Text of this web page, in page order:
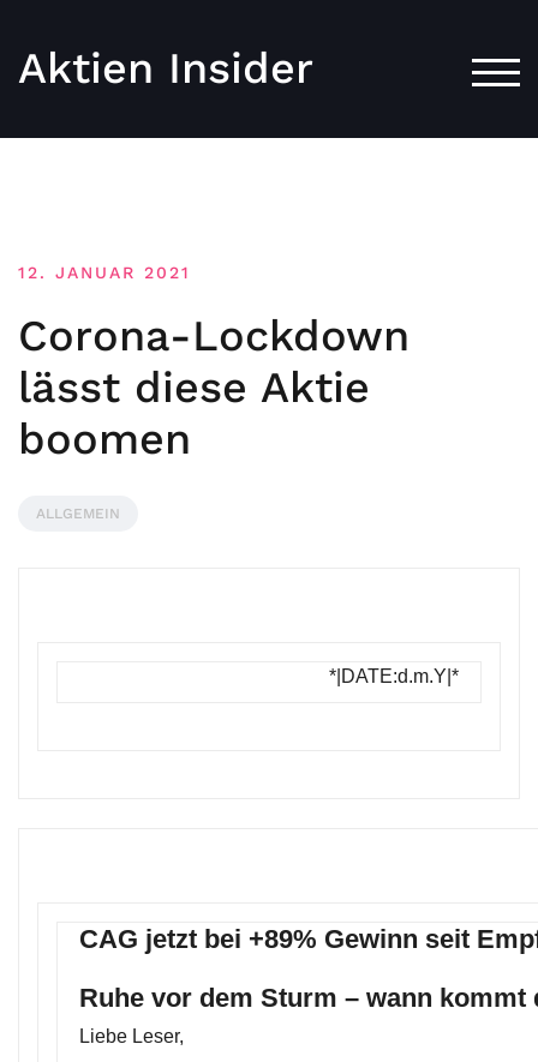
Aktien Insider
12. JANUAR 2021
Corona-Lockdown
lässt diese Aktie
boomen
ALLGEMEIN
*|DATE:d.m.Y|*
CAG jetzt bei +89% Gewinn seit
Ruhe vor dem Sturm – wann kommt
Liebe Leser,